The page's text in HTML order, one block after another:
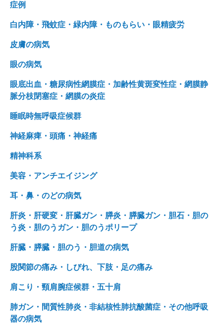
症例
白内障・飛蚊症・緑内障・ものもらい・眼精疲労
皮膚の病気
眼の病気
眼底出血・糖尿病性網膜症・加齢性黄斑変性症・網膜静
脈分枝閉塞症・網膜の炎症
睡眠時無呼吸症候群
神経麻痺・頭痛・神経痛
精神科系
美容・アンチエイジング
耳・鼻・のどの病気
肝炎・肝硬変・肝臓ガン・膵炎・膵臓ガン・胆石・胆の
う炎・胆のうガン・胆のうポリープ
肝臓・膵臓・胆のう・胆道の病気
股関節の痛み・しびれ、下肢・足の痛み
肩こり・頸肩腕症候群・五十肩
肺ガン・間質性肺炎・非結核性肺抗酸菌症・その他呼吸
器の病気